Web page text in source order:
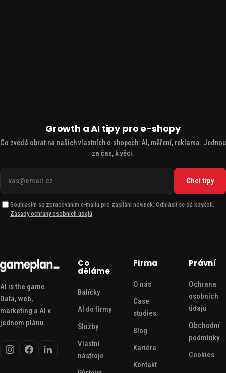
Growth a AI tipy pro e-shopy
Co zvedá obrat na našich vlastních e-shopech: AI, měření, reklama. Jednou
za čas, k věci.
Váš
Chci tipy
Souhlasím se zpracováním e-mailu pro zasílání novinek. Odhlásit se dá kdykoli.
Zásady ochrany osobních údajů
AI is the game.
Data, web,
marketing a AI v
jednom plánu.
Co
děláme
Balíčky
AI do firmy
Služby
Vlastní
nástroje
Firma
O nás
Case
studies
Blog
Kariéra
Kontakt
Právní
Ochrana
osobních
údajů
Obchodní
podmínky
Cookies